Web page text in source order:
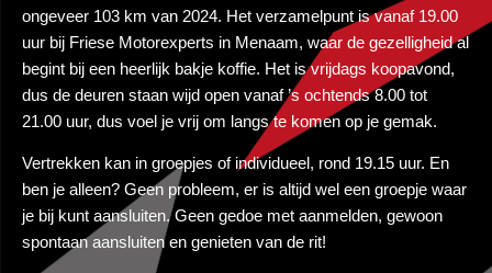
ongeveer 103 km van 2024. Het verzamelpunt is vanaf 19.00
uur bij Friese Motorexperts in Menaam, waar de gezelligheid al
begint bij een heerlijk bakje koffie. Het is vrijdags koopavond,
dus de deuren staan wijd open vanaf ’s ochtends 8.00 tot
21.00 uur, dus voel je vrij om langs te komen op je gemak.
Vertrekken kan in groepjes of individueel, rond 19.15 uur. En
ben je alleen? Geen probleem, er is altijd wel een groepje waar
je bij kunt aansluiten. Geen gedoe met aanmelden, gewoon
spontaan aansluiten en genieten van de rit!